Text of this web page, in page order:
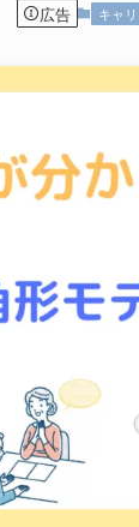
広告 キャ